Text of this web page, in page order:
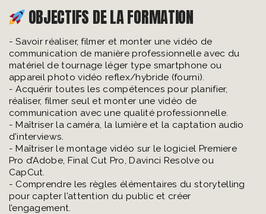
OBJECTIFS DE LA FORMATION
- Savoir réaliser, filmer et monter une vidéo de
communication de manière professionnelle avec du
matériel de tournage léger type smartphone ou
appareil photo vidéo reflex/hybride (fourni).
- Acquérir toutes les compétences pour planifier,
réaliser, filmer seul et monter une vidéo de
communication avec une qualité professionnelle.
- Maîtriser la caméra, la lumière et la captation audio
d'interviews.
- Maîtriser le montage vidéo sur le logiciel Premiere
Pro d’Adobe, Final Cut Pro, Davinci Resolve ou
CapCut.
- Comprendre les règles élémentaires du storytelling
pour capter l’attention du public et créer
l’engagement.